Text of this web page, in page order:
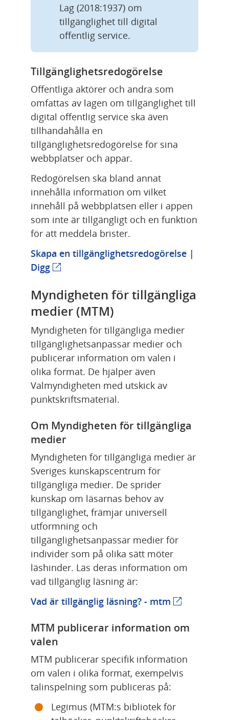
Lag (2018:1937) om
tillgänglighet till digital
offentlig service.
Tillgänglighetsredogörelse
Offentliga aktörer och andra som
omfattas av lagen om tillgänglighet till
digital offentlig service ska även
tillhandahålla en
tillgänglighetsredogörelse för sina
webbplatser och appar.
Redogörelsen ska bland annat
innehålla information om vilket
innehåll på webbplatsen eller i appen
som inte är tillgängligt och en funktion
för att meddela brister.
Skapa en tillgänglighetsredogörelse |
DiggLänk till annan webbplats.
Myndigheten för tillgängliga
medier (MTM)
Myndigheten för tillgängliga medier
tillgänglighetsanpassar medier och
publicerar information om valen i
olika format. De hjälper även
Valmyndigheten med utskick av
punktskriftsmaterial.
Om Myndigheten för tillgängliga
medier
Myndigheten för tillgängliga medier är
Sveriges kunskapscentrum för
tillgängliga medier. De sprider
kunskap om läsarnas behov av
tillgänglighet, främjar universell
utformning och
tillgänglighetsanpassar medier för
individer som på olika sätt möter
läshinder. Läs deras information om
vad tillgänglig läsning är:
Vad är tillgänglig läsning? - mtm Länk till
MTM publicerar information om
valen
MTM publicerar specifik information
om valen i olika format, exempelvis
talinspelning som publiceras på:
Legimus (MTM:s bibliotek för